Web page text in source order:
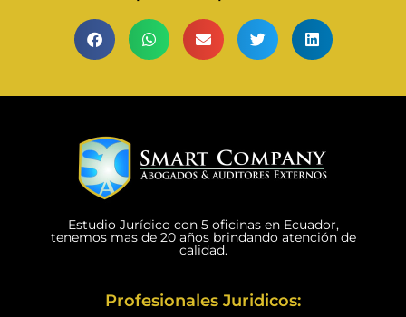
Estudio Jurídico con 5 oficinas en Ecuador,
tenemos mas de 20 años brindando atención de
calidad.
Profesionales Juridicos: